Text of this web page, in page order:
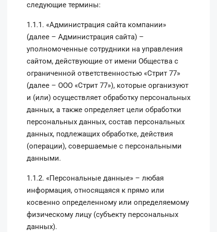
следующие термины:
1.1.1. «Администрация сайта компании»
(далее – Администрация сайта) –
уполномоченные сотрудники на управления
сайтом, действующие от имени Общества с
ограниченной ответственностью «Стрит 77»
(далее – ООО «Стрит 77»), которые организуют
и (или) осуществляет обработку персональных
данных, а также определяет цели обработки
персональных данных, состав персональных
данных, подлежащих обработке, действия
(операции), совершаемые с персональными
данными.
1.1.2. «Персональные данные» – любая
информация, относящаяся к прямо или
косвенно определенному или определяемому
физическому лицу (субъекту персональных
данных).